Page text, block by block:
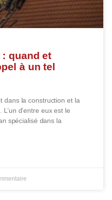
quand et
à un tel
dans la construction et la
d’entre eux est le
spécialisé dans la